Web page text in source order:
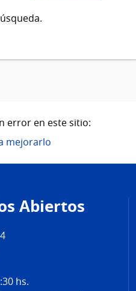
error en este sitio:
mejorarlo
Abiertos
hs.